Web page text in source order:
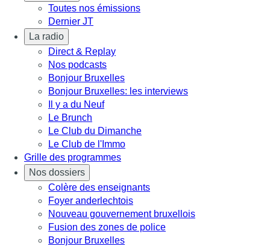
Toutes nos émissions
Dernier JT
La radio
Direct & Replay
Nos podcasts
Bonjour Bruxelles
Bonjour Bruxelles: les interviews
Il y a du Neuf
Le Brunch
Le Club du Dimanche
Le Club de l'Immo
Grille des programmes
Nos dossiers
Colère des enseignants
Foyer anderlechtois
Nouveau gouvernement bruxellois
Fusion des zones de police
Bonjour Bruxelles